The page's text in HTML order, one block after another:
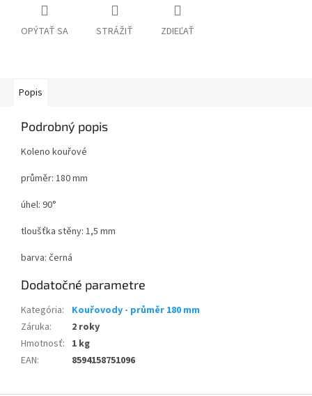
OPÝTAŤ SA STRÁŽIŤ ZDIEĽAŤ
Popis
Podrobný popis
Koleno kouřové
průměr: 180 mm
úhel: 90°
tloušťka stěny: 1,5 mm
barva: černá
Dodatočné parametre
Kategória:
Kouřovody - průměr 180 mm
Záruka:
2 roky
Hmotnosť: 1 kg
EAN: 8594158751096